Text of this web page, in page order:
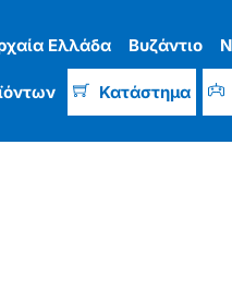
Ελλάδα Βυζάντιο
Κατάστημα